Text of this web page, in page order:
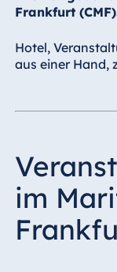
Hotel Bellevue
Kiel
Hotel Köln
Hotel
Hotel
Hotel
Seehotel
Timmendorfer
TitiseeHotel
Frankfurt
Hotel,
aus einer Hand,
im